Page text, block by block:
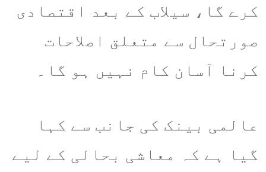
کرے گا، سیلاب کے بعد اقتصادی
صورتحال سے متعلق اصلاحات
کرنا آسان کام نہیں ہو گا۔
عالمی بینک کی جانب سے کہا
گیا ہے کہ معاشی بحالی کے لیے